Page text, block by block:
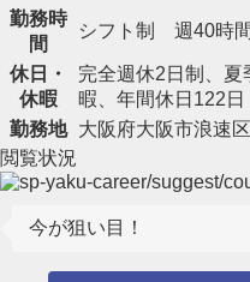
勤務時
間
シフト制 週40時
休日・
休暇
完全週休2日制、
暇、年間休日122日
勤務地 大阪府大阪市浪速区
閲覧状況
今が狙い目！